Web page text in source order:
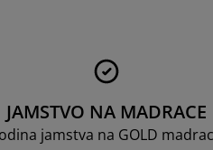
JAMSTVO NA MADRACE
jamstva na GOLD